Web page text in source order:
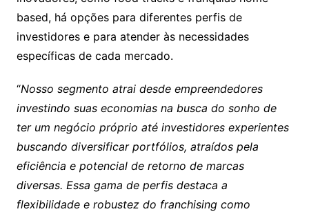
based, há opções para diferentes perfis de
investidores e para atender às necessidades
específicas de cada mercado.
“Nosso segmento atrai desde empreendedores
investindo suas economias na busca do sonho de
ter um negócio próprio até investidores experientes
buscando diversificar portfólios, atraídos pela
eficiência e potencial de retorno de marcas
diversas. Essa gama de perfis destaca a
flexibilidade e robustez do franchising como